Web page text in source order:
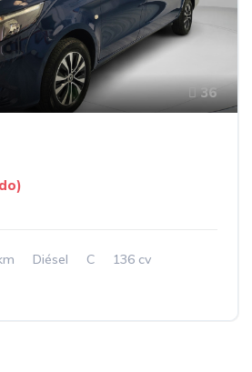
36
Diésel C
136 cv